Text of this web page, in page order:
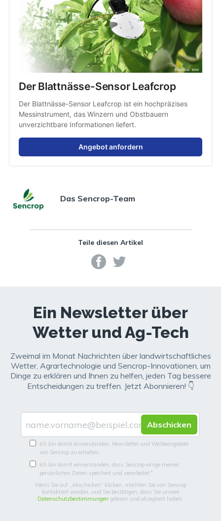
Der Blattnässe-Sensor Leafcrop
Der Blattnässe-Sensor Leafcrop ist ein hochpräzises
Messinstrument, das Winzern und Obstbauern
unverzichtbare Informationen liefert.
Angebot anfordern
Das Sencrop-Team
Teile diesen Artikel
Ein Newsletter über
Wetter und Ag-Tech
Zweimal im Monat Nachrichten über landwirtschaftliches
Wetter, Agrartechnologie und Sencrop-Innovationen, um
Dinge zu erklären und Ihnen zu helfen, jeden Tag bessere
Entscheidungen zu treffen. Jetzt Abonnieren! 👇
Ich bin damit einverstanden, Newsletter und Werbeangebote
von Sencrop zu erhalten.
Ich bin damit einverstanden, dass Sencrop einige meiner
persönlichen Daten speichert und verarbeitet.*
Wenn Sie auf „Abschicken" klicken, möchten Sie von Sencrop
kontaktiert werden, und Sie bestätigen, dass Sie unsere
Datenschutzbestimmungen gelesen und akzeptiert haben.